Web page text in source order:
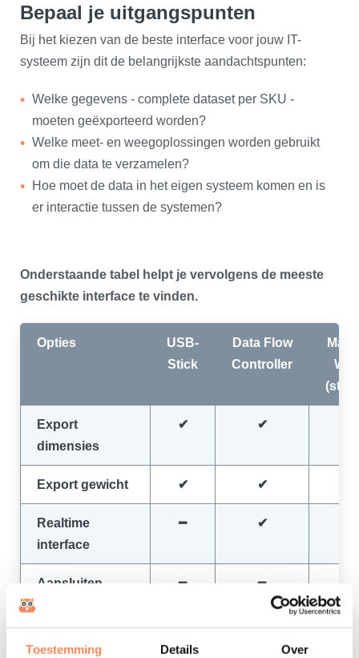
Toestemming Details Over
Bepaal je uitgangspunten
Bij het kiezen van de beste interface voor jouw IT-
systeem zijn dit de belangrijkste aandachtspunten:
Welke gegevens - complete dataset per SKU -
moeten geëxporteerd worden?
Welke meet- en weegoplossingen worden gebruikt
om die data te verzamelen?
Hoe moet de data in het eigen systeem komen en is
er interactie tussen de systemen?
Onderstaande tabel helpt je vervolgens de meeste
geschikte interface te vinden.
Opties
USB-
Stick
Data Flow
Controller
Export
dimensies
✔ ✔
Export gewicht ✔ ✔
Realtime
interface
━ ✔
Aansluiten
meetapparatuur
━ ━